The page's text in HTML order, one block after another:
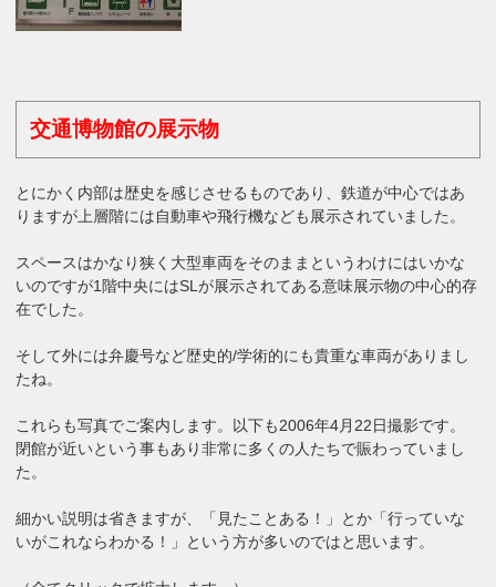
交通博物館の展示物
とにかく内部は歴史を感じさせるものであり、鉄道が中心ではあ
りますが上層階には自動車や飛行機なども展示されていました。
スペースはかなり狭く大型車両をそのままというわけにはいかな
いのですが1階中央にはSLが展示されてある意味展示物の中心的存
在でした。
そして外には弁慶号など歴史的/学術的にも貴重な車両がありまし
たね。
これらも写真でご案内します。以下も2006年4月22日撮影です。
閉館が近いという事もあり非常に多くの人たちで賑わっていまし
た。
細かい説明は省きますが、「見たことある！」とか「行っていな
いがこれならわかる！」という方が多いのではと思います。